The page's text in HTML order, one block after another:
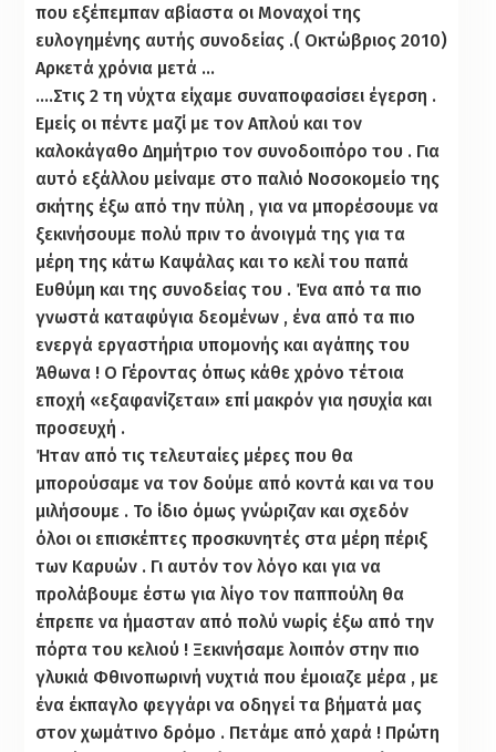
που εξέπεμπαν αβίαστα οι Μοναχοί της
ευλογημένης αυτής συνοδείας .( Οκτώβριος 2010)
Αρκετά χρόνια μετά …
….Στις 2 τη νύχτα είχαμε συναποφασίσει έγερση .
Εμείς οι πέντε μαζί με τον Απλού και τον
καλοκάγαθο Δημήτριο τον συνοδοιπόρο του . Για
αυτό εξάλλου μείναμε στο παλιό Νοσοκομείο της
σκήτης έξω από την πύλη , για να μπορέσουμε να
ξεκινήσουμε πολύ πριν το άνοιγμά της για τα
μέρη της κάτω Καψάλας και το κελί του παπά
Ευθύμη και της συνοδείας του . Ένα από τα πιο
γνωστά καταφύγια δεομένων , ένα από τα πιο
ενεργά εργαστήρια υπομονής και αγάπης του
Άθωνα ! Ο Γέροντας όπως κάθε χρόνο τέτοια
εποχή «εξαφανίζεται» επί μακρόν για ησυχία και
προσευχή .
Ήταν από τις τελευταίες μέρες που θα
μπορούσαμε να τον δούμε από κοντά και να του
μιλήσουμε . Το ίδιο όμως γνώριζαν και σχεδόν
όλοι οι επισκέπτες προσκυνητές στα μέρη πέριξ
των Καρυών . Γι αυτόν τον λόγο και για να
προλάβουμε έστω για λίγο τον παππούλη θα
έπρεπε να ήμασταν από πολύ νωρίς έξω από την
πόρτα του κελιού ! Ξεκινήσαμε λοιπόν στην πιο
γλυκιά Φθινοπωρινή νυχτιά που έμοιαζε μέρα , με
ένα έκπαγλο φεγγάρι να οδηγεί τα βήματά μας
στον χωμάτινο δρόμο . Πετάμε από χαρά ! Πρώτη